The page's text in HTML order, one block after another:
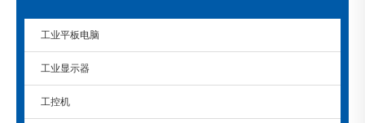
工业平板电脑
工业显示器
工控机